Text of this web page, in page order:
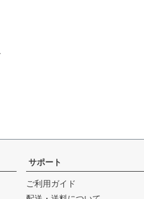
サポート
ご利用ガイド